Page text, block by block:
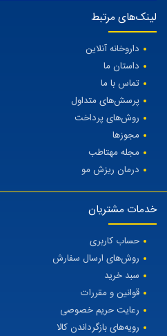
لینک‌های مرتبط
داروخانه آنلاین
داستان ما
تماس با ما
پرسش‌های متداول
روش‌های پرداخت
مجوزها
مجله مهتاطب
درمان ریزش مو
خدمات مشتریان
حساب کاربری
روش‌های ارسال سفارش
سبد خرید
قوانین و مقررات
رعایت حریم خصوصی
رویه‌های بازگرداندن کالا